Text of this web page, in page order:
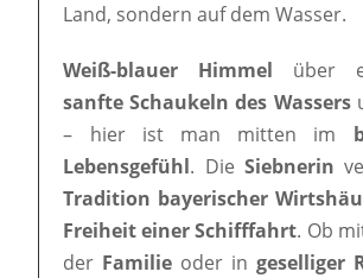
Land, sondern auf dem Wasser.
Weiß-blauer Himmel über
sanfte Schaukeln des Wassers
– hier ist man mitten im
Lebensgefühl. Die Siebnerin
Tradition bayerischer
Freiheit einer Schifffahrt. Ob
der Familie oder in geselliger